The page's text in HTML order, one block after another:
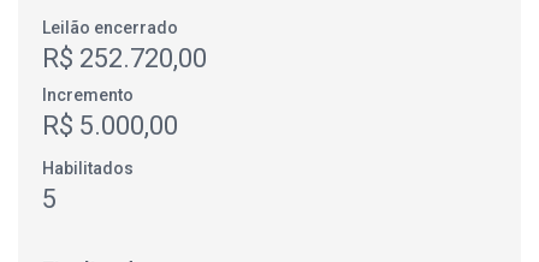
Leilão encerrado
R$ 252.720,00
Incremento
R$ 5.000,00
Habilitados
5